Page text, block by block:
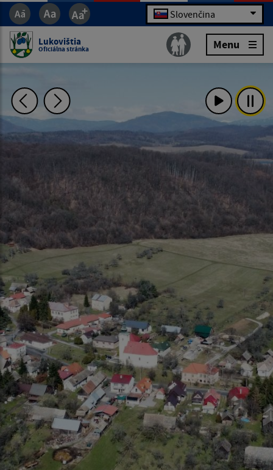
Slovenčina
Lukovištia
Oficiálna stránka Menu